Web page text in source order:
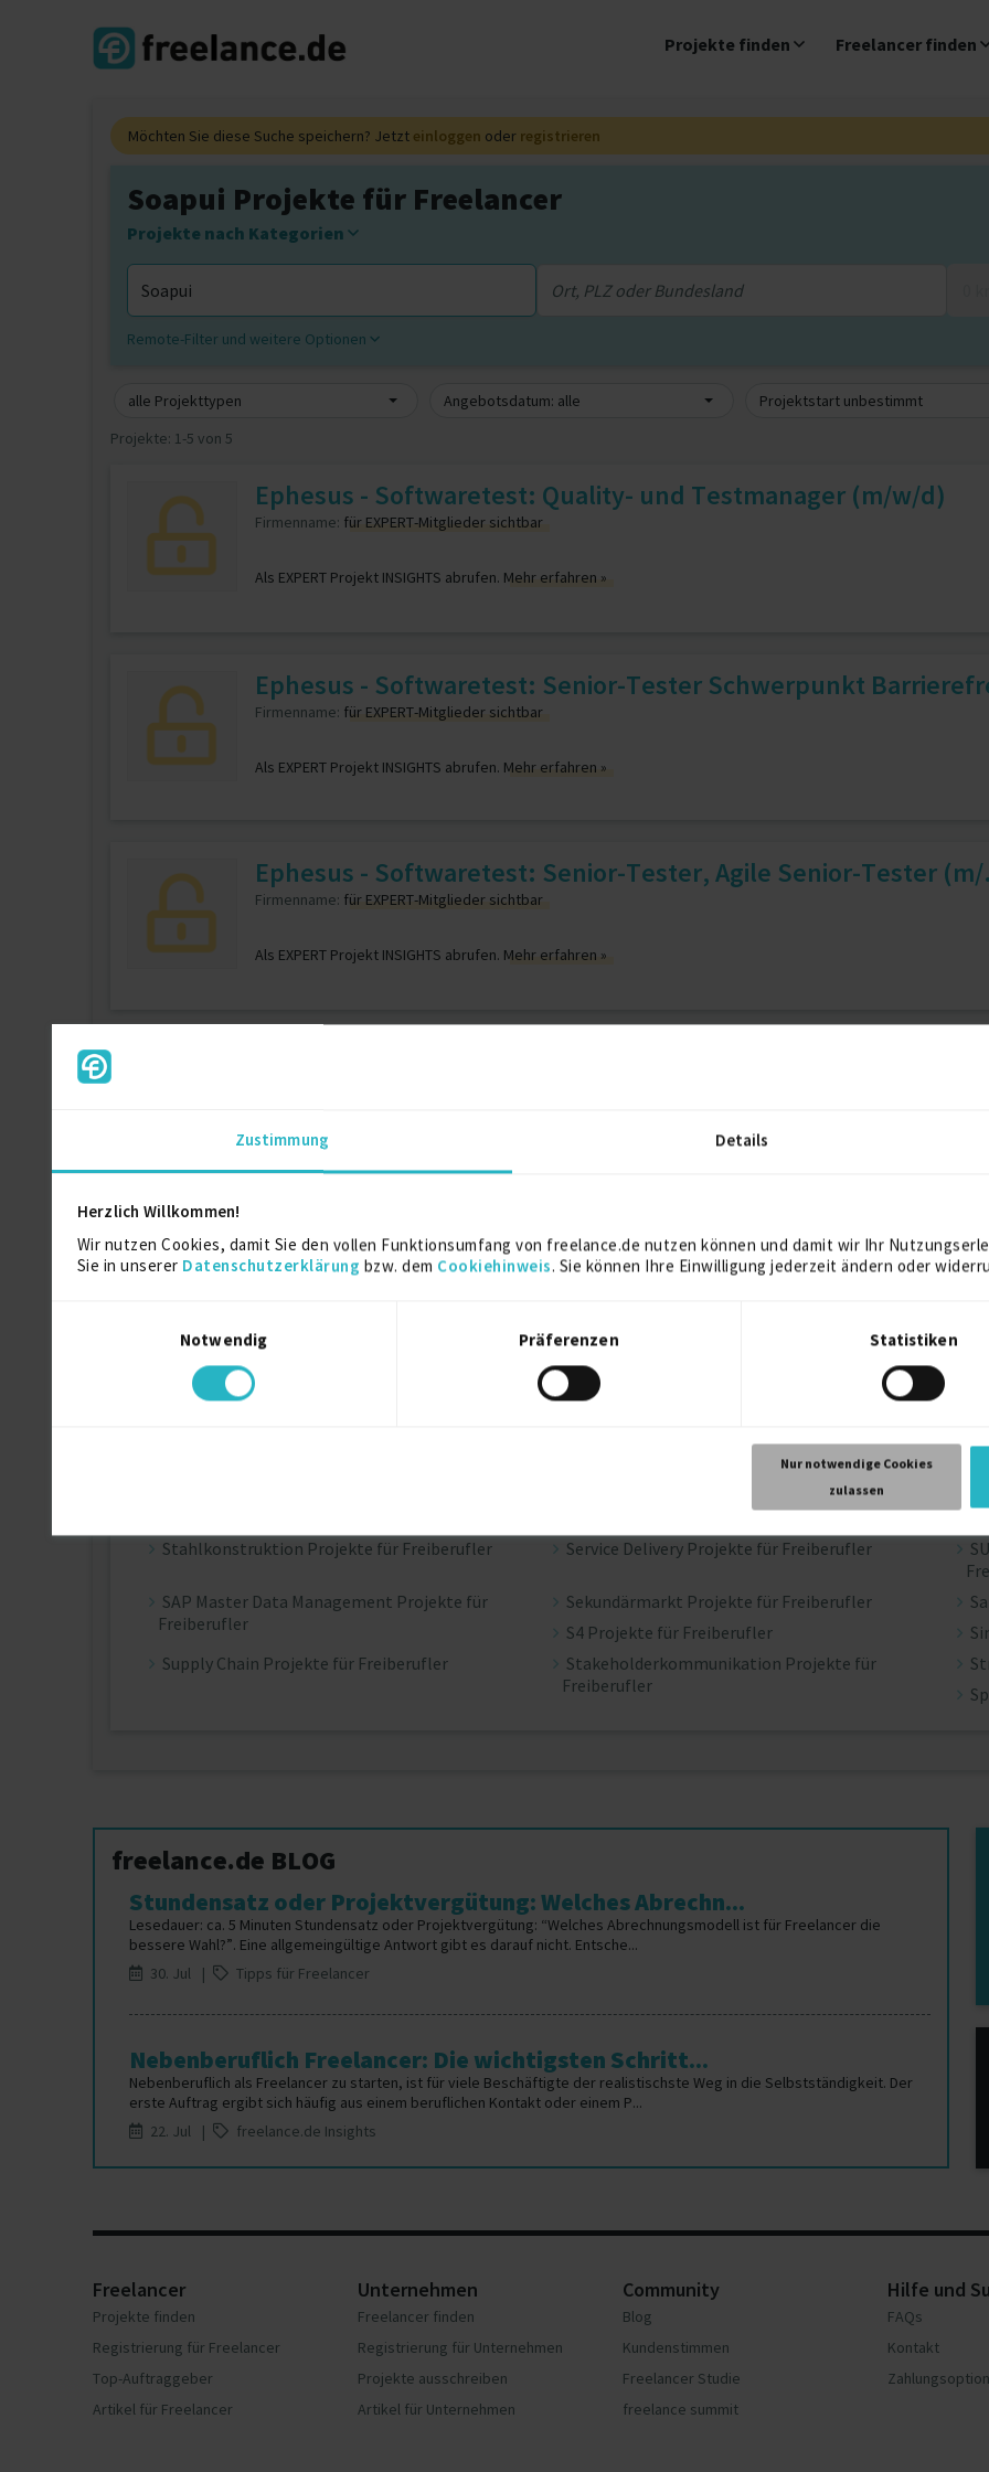
Zustimmung Details
Herzlich Willkommen!
Wir nutzen Cookies, damit Sie den vollen Funktionsumfang von freelance.de nutzen können und damit wir Ihr
Sie in unserer Datenschutzerklärung bzw. dem Cookiehinweis. Sie können Ihre Einwilligung jederzeit ändern oder
Notwendig
Präferenzen Statistiken
Nur notwendige Cookies
zulassen
Projekte finden Freelancer finden
Möchten Sie diese Suche speichern? Jetzt einloggen oder registrieren
Soapui Projekte für Freelancer
Projekte nach Kategorien
Remote-Filter und weitere Optionen
alle Projekttypen Angebotsdatum: alle Projektstart unbestimmt
Projekte: 1-5 von 5
Ephesus - Softwaretest: Quality- und Testmanager (m/w/d)
Firmenname: für EXPERT-Mitglieder sichtbar
Als EXPERT Projekt INSIGHTS abrufen. Mehr erfahren »
Ephesus - Softwaretest: Senior-Tester Schwerpunkt
Firmenname: für EXPERT-Mitglieder sichtbar
Als EXPERT Projekt INSIGHTS abrufen. Mehr erfahren »
Ephesus - Softwaretest: Senior-Tester, Agile Senior-Tester
Firmenname: für EXPERT-Mitglieder sichtbar
Als EXPERT Projekt INSIGHTS abrufen. Mehr erfahren »
Als EXPERT Projekt INSIGHTS abrufen.
Ephesus - Softwaretest: Senior-Tester für Barrierefreiheit (m/
Firmenname:für EXPERT-Mitglieder sichtbar
Als EXPERT Projekt INSIGHTS abrufen. Mehr erfahren »
S/4HANA Projekte für Freiberufler
Stahlkonstruktion Projekte für Freiberufler
Service Delivery Projekte für Freiberufler
SAP Master Data Management Projekte für
Freiberufler
Sekundärmarkt Projekte für Freiberufler
S4 Projekte für Freiberufler
Supply Chain Projekte für Freiberufler
Stakeholderkommunikation Projekte für
Freiberufler
freelance.de BLOG
Stundensatz oder Projektvergütung: Welches Abrechn...
Lesedauer: ca. 5 Minuten Stundensatz oder Projektvergütung: “Welches Abrechnungsmodell ist für Freelancer die
bessere Wahl?”. Eine allgemeingültige Antwort gibt es darauf nicht. Entsche...
30. Jul |
Tipps für Freelancer
Nebenberuflich Freelancer: Die wichtigsten Schritt...
Nebenberuflich als Freelancer zu starten, ist für viele Beschäftigte der realistischste Weg in die Selbstständigkeit. Der
erste Auftrag ergibt sich häufig aus einem beruflichen Kontakt oder einem P...
22. Jul |
freelance.de Insights
Freelancer
Projekte finden
Registrierung für Freelancer
Top-Auftraggeber
Artikel für Freelancer
Unternehmen
Freelancer finden
Registrierung für Unternehmen
Projekte ausschreiben
Artikel für Unternehmen
Community
Blog
Kundenstimmen
Freelancer Studie
freelance summit
Hilfe und
FAQs
Kontakt